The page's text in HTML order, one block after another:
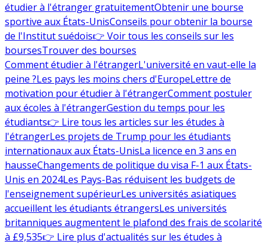
étudier à l'étranger gratuitementObtenir une bourse
sportive aux États-UnisConseils pour obtenir la bourse
de l'Institut suédois👉 Voir tous les conseils sur les
boursesTrouver des bourses
Comment étudier à l'étrangerL'université en vaut-elle la
peine ?Les pays les moins chers d'EuropeLettre de
motivation pour étudier à l'étrangerComment postuler
aux écoles à l'étrangerGestion du temps pour les
étudiants👉 Lire tous les articles sur les études à
l'étrangerLes projets de Trump pour les étudiants
internationaux aux États-UnisLa licence en 3 ans en
hausseChangements de politique du visa F-1 aux États-
Unis en 2024Les Pays-Bas réduisent les budgets de
l'enseignement supérieurLes universités asiatiques
accueillent les étudiants étrangersLes universités
britanniques augmentent le plafond des frais de scolarité
à £9,535👉 Lire plus d'actualités sur les études à